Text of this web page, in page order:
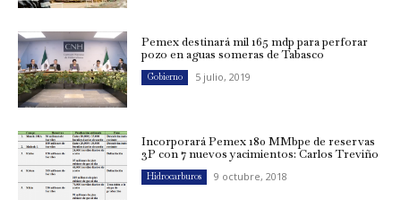
Pemex destinará mil 165 mdp para perforar
pozo en aguas someras de Tabasco
Gobierno 5 julio, 2019
Incorporará Pemex 180 MMbpe de reservas
3P con 7 nuevos yacimientos: Carlos Treviño
Hidrocarburos 9 octubre, 2018